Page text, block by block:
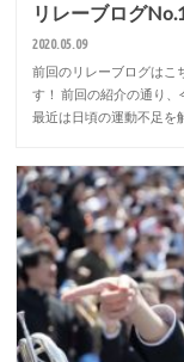
リレーブログ
2020.05.09
前回のリレーブログはこ
す！ 前回の紹介の通り、
最近は日頃の運動不足を